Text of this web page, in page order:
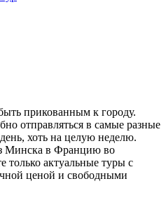
прикованным к городу.
отправляться в самые разные
хоть на целую неделю.
Минска в Францию во
актуальные туры с
ценой и свободными